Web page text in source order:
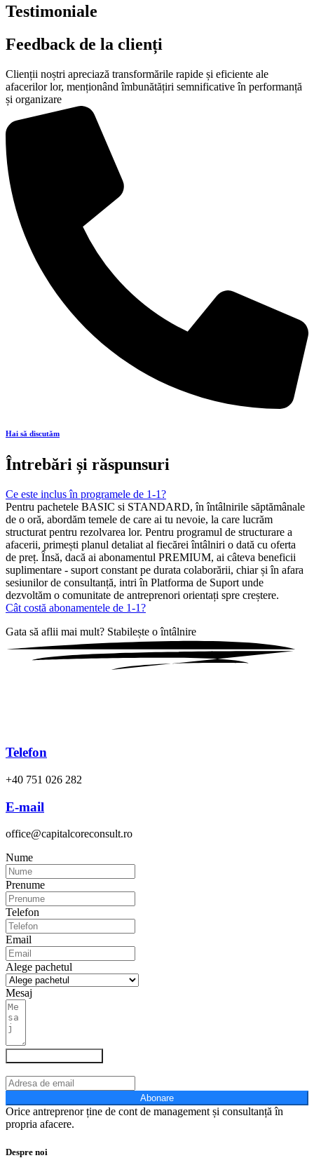
Testimoniale
Feedback de la clienți
Clienții noștri apreciază transformările rapide și eficiente ale
afacerilor lor, menționând îmbunătățiri semnificative în performanță
și organizare
Hai să discutăm
Întrebări și răspunsuri
Ce este inclus în programele de 1-1?
Pentru pachetele BASIC si STANDARD, în întâlnirile săptămânale
de o oră, abordăm temele de care ai tu nevoie, la care lucrăm
structurat pentru rezolvarea lor. Pentru programul de structurare a
afacerii, primești planul detaliat al fiecărei întâlniri o dată cu oferta
de preț. Însă, dacă ai abonamentul PREMIUM, ai câteva beneficii
suplimentare - suport constant pe durata colaborării, chiar și în afara
sesiunilor de consultanță, intri în Platforma de Suport unde
dezvoltăm o comunitate de antreprenori orientați spre creștere.
Cât costă abonamentele de 1-1?
Gata să aflii mai mult? Stabilește o întâlnire
Telefon
+40 751 026 282
E-mail
office@capitalcoreconsult.ro
Nume
Prenume
Telefon
Email
Alege pachetul
Mesaj
Abonare
Orice antreprenor ține de cont de management și consultanță în
propria afacere.
Despre noi